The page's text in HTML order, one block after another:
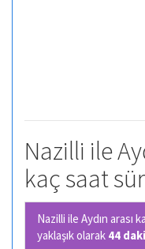
Nazilli ile
kaç saat
Nazilli ile Aydın arası
yaklaşık olarak 44